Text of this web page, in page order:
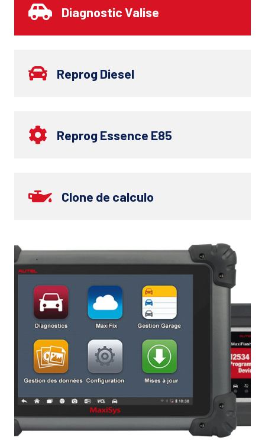
Diagnostic Valise
Reprog Diesel
Reprog Essence E85
Clone de calculo